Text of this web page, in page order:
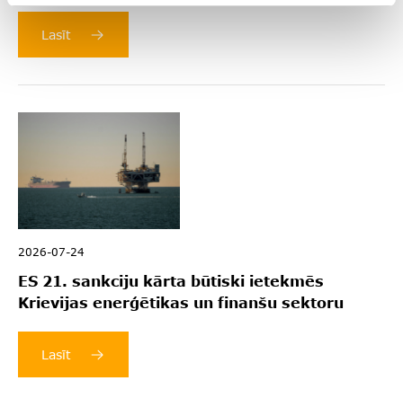
Lasīt
2026-07-24
ES 21. sankciju kārta būtiski ietekmēs
Krievijas enerģētikas un finanšu sektoru
Lasīt